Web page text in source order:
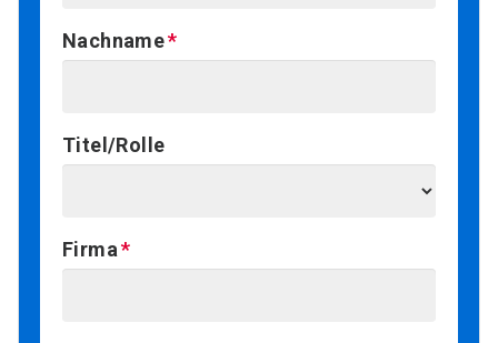
Nachname
Titel/Rolle
Firma